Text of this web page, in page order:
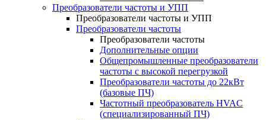
Преобразователи частоты и УПП
Преобразователи частоты и УПП
Преобразователи частоты
Преобразователи частоты
Дополнительные опции
Общепромышленные преобразователи
частоты с высокой перегрузкой
Преобразователи частоты до 22кВт
(базовые ПЧ)
Частотный преобразователь HVAC
(специализированный ПЧ)